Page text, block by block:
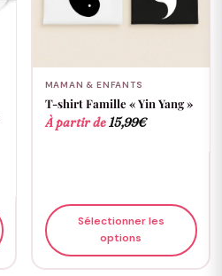
MAMAN & ENFANTS
T-shirt Famille « Yin Yang »
À partir de15,99€
Sélectionner les
options